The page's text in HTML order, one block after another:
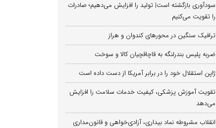
سودآوری بازگشته است| تولید را افزایش می‌دهیم؛ صادرات
را تقویت می‌کنیم
ترافیک سنگین در محورهای کندوان و هراز
ضربه پلیس بندرلنگه به قاچاقچیان کالا و سوخت
ژاپن استقلال خود را در برابر آمریکا از دست داده است
تقویت آموزش پزشکی، کیفیت خدمات سلامت را افزایش
می‌دهد
انقلاب مشروطه نماد بیداری، آزادی‌خواهی و قانون‌مداری